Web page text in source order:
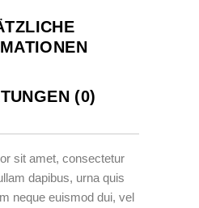
(0)
sit amet, consectetur
dapibus, urna quis
neque euismod dui, vel